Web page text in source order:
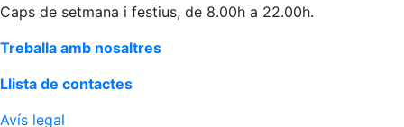
Normativa
Altres esports
Àrea social
Caps de setmana i festius, de 8.00h a 22.00h.
Treballa amb nosaltres
Llista de contactes
Avís legal